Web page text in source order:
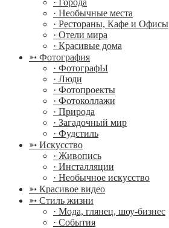
· Необычные места
· Рестораны, Кафе и Офисы
· Отели мира
· Красивые дома
➳ Фотография
· ФотографЫ
· Люди
· Фотопроекты
· Фотоколлажи
· Природа
· Загадочный мир
· Фудстиль
➳ Искусство
· Живопись
· Инсталляции
· Необычное искусство
➳ Красивое видео
➳ Стиль жизни
· Мода, глянец, шоу-бизнес
· События